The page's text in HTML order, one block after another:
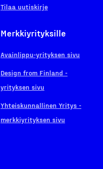
Tilaa uutiskirje
Merkkiyrityksille
Avainlippu-yrityksen sivu
Design from Finland -
yrityksen sivu
Yhteiskunnallinen Yritys -
merkkiyrityksen sivu